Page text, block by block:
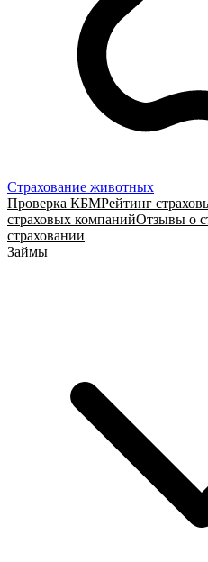
Страхование животных
Проверка КБМРейтинг
страховых компанийОтзывы о
страховании
Займы